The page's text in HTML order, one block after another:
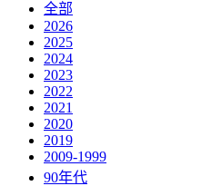
全部
2026
2025
2024
2023
2022
2021
2020
2019
2009-1999
90年代